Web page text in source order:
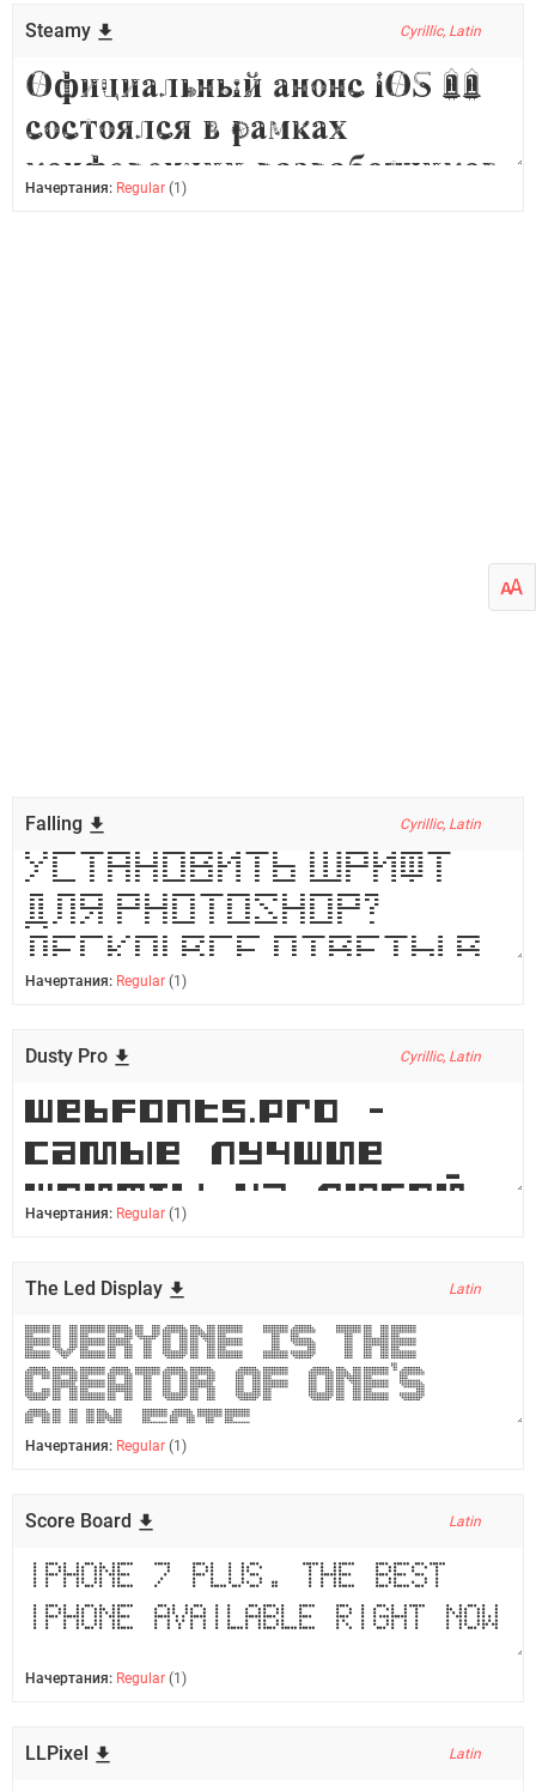
Steamy Cyrillic, Latin
Начертания: Regular (1)
Falling Cyrillic, Latin
Начертания: Regular (1)
Dusty Pro Cyrillic, Latin
Начертания: Regular (1)
The Led Display Latin
Начертания: Regular (1)
Score Board Latin
Начертания: Regular (1)
LLPixel Latin